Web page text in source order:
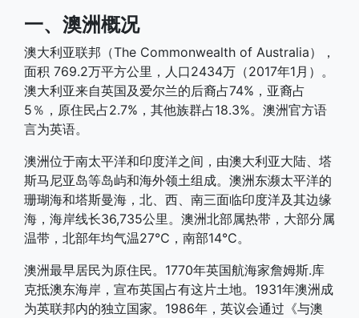
一、澳洲概况
澳大利亚联邦（The Commonwealth of Australia），
面积 769.2万平方公里，人口2434万（2017年1月）。
澳大利亚来自英国及爱尔兰的后裔占74%，亚裔占
5％，原住民占2.7%，其他族群占18.3%。澳洲官方语
言为英语。
澳洲位于南太平洋和印度洋之间，由澳大利亚大陆、塔
斯马尼亚岛等岛屿和海外领土组成。澳洲东濒太平洋的
珊瑚海和塔斯曼海，北、西、南三面临印度洋及其边缘
海，海岸线长36,735公里。澳洲北部属热带，大部分属
温带，北部年均气温27℃，南部14℃。
澳洲最早居民为原住民。1770年英国航海家詹姆斯.库
克抵澳东海岸，宣布英国占有这片土地。1931年澳洲成
为英联邦内的独立国家。1986年，英议会通过《与澳